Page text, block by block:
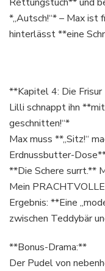
*„Autsch!“* – Max ist
hinterlässt **eine
**Kapitel 4: Die
Lilli schnappt ihn
geschnitten!“*
Max muss **„Sitz!“
Erdnussbutter-
**Die Schere surrt.**
Mein
Ergebnis: **Eine
zwischen Teddybär
**Bonus-Drama:**
Der Pudel von